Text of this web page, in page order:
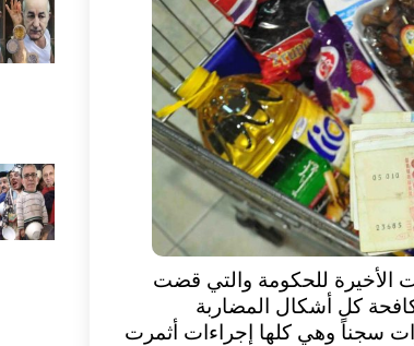
الأخيرة للحكومة والتي قضت
كل أشكال المضاربة
بعقوبات ثقيلة تفوق 10 سنوات سجناً وهي كلها إجراءات أثمرت